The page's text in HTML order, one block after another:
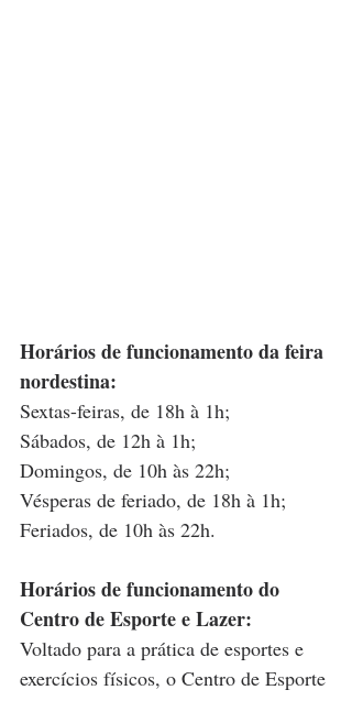
Horários de funcionamento da feira
nordestina:
Sextas-feiras, de 18h à 1h;
Sábados, de 12h à 1h;
Domingos, de 10h às 22h;
Vésperas de feriado, de 18h à 1h;
Feriados, de 10h às 22h.
Horários de funcionamento do
Centro de Esporte e Lazer:
Voltado para a prática de esportes e
exercícios físicos, o Centro de Esporte